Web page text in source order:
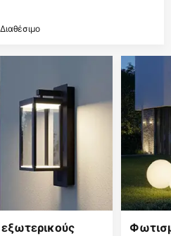
Διαθέσιμο